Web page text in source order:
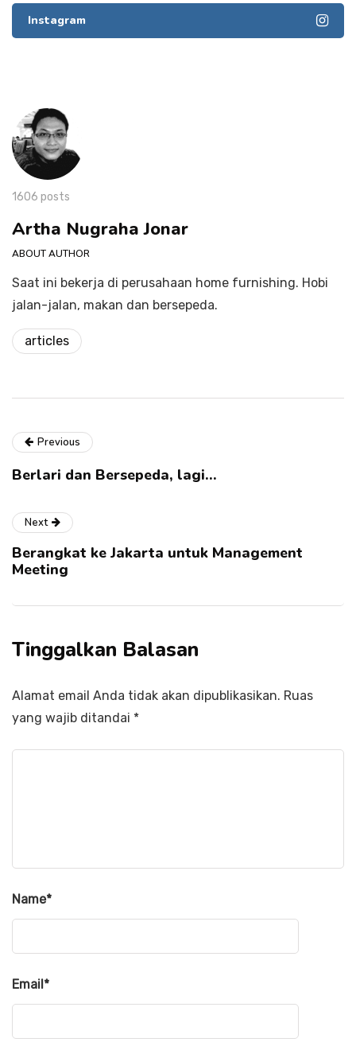
Instagram
1606 posts
Artha Nugraha Jonar
ABOUT AUTHOR
Saat ini bekerja di perusahaan home furnishing. Hobi
jalan-jalan, makan dan bersepeda.
articles
Previous
Berlari dan Bersepeda, lagi…
Next
Berangkat ke Jakarta untuk Management
Meeting
Tinggalkan Balasan
Alamat email Anda tidak akan dipublikasikan. Ruas
yang wajib ditandai *
Name*
Email*